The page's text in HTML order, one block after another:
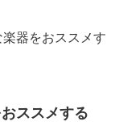
器をおススメす
ススメする